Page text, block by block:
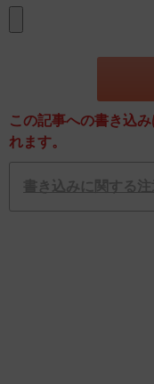
この記事への書き込
れます。
書き込みに関する注